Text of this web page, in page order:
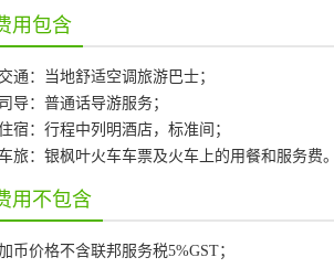
用包含
通：当地舒适空调旅游巴士；
导：普通话导游服务；
宿：行程中列明酒店，标准间；
旅：银枫叶火车车票及火车上的用餐和服务费
用不包含
币价格不含联邦服务税5%GST；